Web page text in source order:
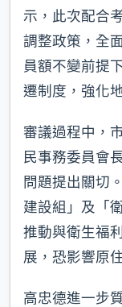
示，此次配合
調整政策，全
員額不變前提
遷制度，強化
審議過程中，
民事務委員會
問題提出關切
建設組」及「
推動與衛生福
展，恐影響原
高忠德進一步